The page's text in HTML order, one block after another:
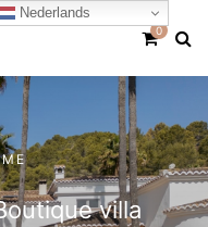
0
villa
Nederlands